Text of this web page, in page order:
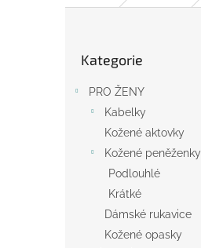
kategorie
Kategorie
PRO ŽENY
Kabelky
Kožené aktovky
Kožené peněženky
Podlouhlé
Krátké
Dámské rukavice
Kožené opasky